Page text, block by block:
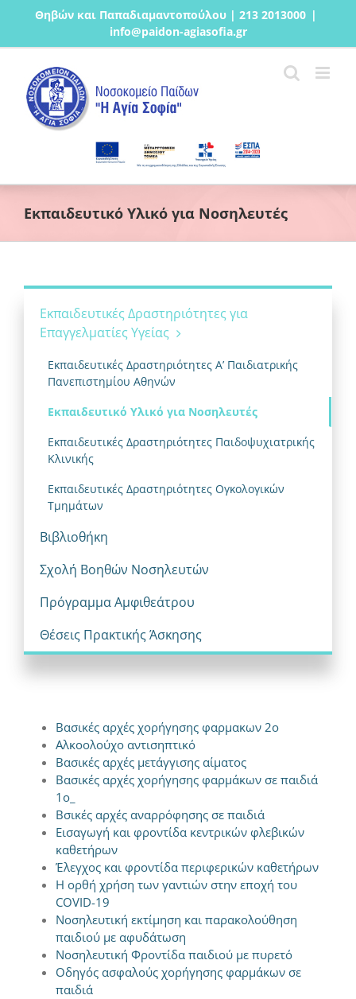
Μετάβαση
περιεχόμενο
Θηβών και Παπαδιαμαντοπούλου | 213 2013000 |
info@paidon-agiasofia.gr
Εκπαιδευτικό Υλικό για Νοσηλευτές
Εκπαιδευτικές Δραστηριότητες για
Επαγγελματίες Υγείας
Εκπαιδευτικές Δραστηριότητες Α’ Παιδιατρικής
Πανεπιστημίου Αθηνών
Εκπαιδευτικό Υλικό για Νοσηλευτές
Εκπαιδευτικές Δραστηριότητες Παιδοψυχιατρικής
Κλινικής
Εκπαιδευτικές Δραστηριότητες Ογκολογικών
Τμημάτων
Βιβλιοθήκη
Σχολή Βοηθών Νοσηλευτών
Πρόγραμμα Αμφιθεάτρου
Θέσεις Πρακτικής Άσκησης
Bασικές αρχές χορήγησης φαρμακων 2ο
Αλκοολούχο αντισηπτικό
Βασικές αρχές μετάγγισης αίματος
Βασικές αρχές χορήγησης φαρμάκων σε παιδιά
1ο_
Βσικές αρχές αναρρόφησης σε παιδιά
Εισαγωγή και φροντίδα κεντρικών φλεβικών
καθετήρων
Έλεγχος και φροντίδα περιφερικών καθετήρων
Η ορθή χρήση των γαντιών στην εποχή του
COVID-19
Νοσηλευτική εκτίμηση και παρακολούθηση
παιδιού με αφυδάτωση
Νοσηλευτική Φροντίδα παιδιού με πυρετό
Οδηγός ασφαλούς χορήγησης φαρμάκων σε
παιδιά